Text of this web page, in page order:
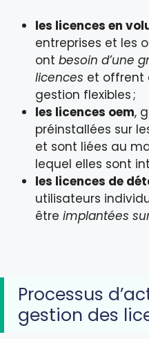
les licences en
entreprises et les
ont besoin d’une
licences et offrent
gestion flexibles ;
les licences oem,
préinstallées sur
et sont liées au
lequel elles sont
les licences de
utilisateurs
être implantées
Processus
gestion des